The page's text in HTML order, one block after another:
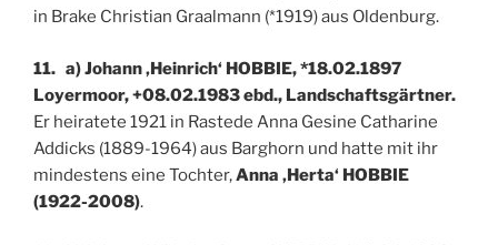
in Brake Christian Graalmann (*1919) aus Oldenburg.
11. a) Johann ‚Heinrich‘ HOBBIE, *18.02.1897
Loyermoor, +08.02.1983 ebd., Landschaftsgärtner.
Er heiratete 1921 in Rastede Anna Gesine Catharine
Addicks (1889-1964) aus Barghorn und hatte mit ihr
mindestens eine Tochter,Anna ‚Herta‘ HOBBIE
(1922-2008).